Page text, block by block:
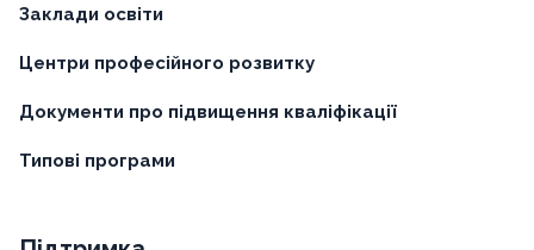
Заклади освіти
Центри професійного розвитку
Документи про підвищення кваліфікації
Типові програми